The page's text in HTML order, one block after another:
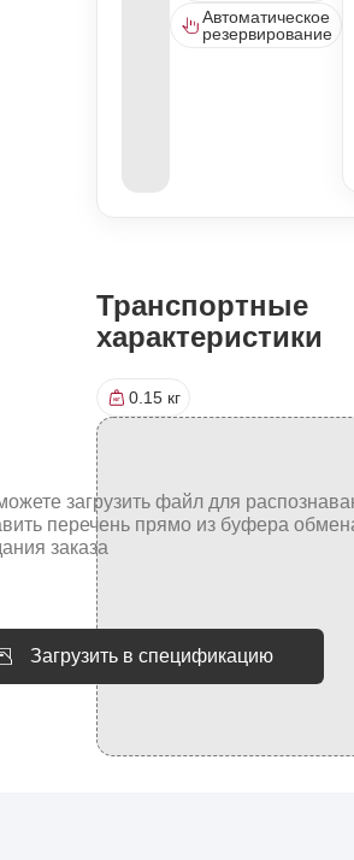
Автоматическое
резервирование
Транспортные
характеристики
0.15 кг
Загрузить в спецификацию